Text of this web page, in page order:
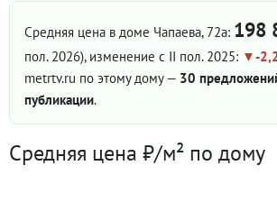
Средняя цена в доме Чапаева, 72а: 198
пол. 2026), изменение с II пол. 2025: -
metrtv.ru по этому дому — 30
публикации.
Средняя цена ₽/м² по дому